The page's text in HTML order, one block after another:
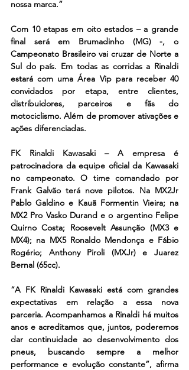
nossa marca.”
Com 10 etapas em oito estados – a grande
final será em Brumadinho (MG) -, o
Campeonato Brasileiro vai cruzar de Norte a
Sul do país. Em todas as corridas a Rinaldi
estará com uma Área Vip para receber 40
convidados por etapa, entre clientes,
distribuidores, parceiros e fãs do
motociclismo. Além de promover ativações e
ações diferenciadas.
FK Rinaldi Kawasaki – A empresa é
patrocinadora da equipe oficial da Kawasaki
no campeonato. O time comandado por
Frank Galvão terá nove pilotos. Na MX2Jr
Pablo Galdino e Kauã Formentin Vieira; na
MX2 Pro Vasko Durand e o argentino Felipe
Quirno Costa; Roosevelt Assunção (MX3 e
MX4); na MX5 Ronaldo Mendonça e Fábio
Rogério; Anthony Piroli (MXJr) e Juarez
Bernal (65cc).
“A FK Rinaldi Kawasaki está com grandes
expectativas em relação a essa nova
parceria. Acompanhamos a Rinaldi há muitos
anos e acreditamos que, juntos, poderemos
dar continuidade ao desenvolvimento dos
pneus, buscando sempre a melhor
performance e evolução constante”, afirma